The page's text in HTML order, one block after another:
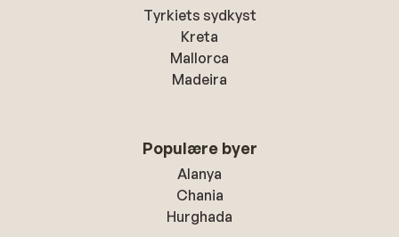
Tyrkiets sydkyst
Kreta
Mallorca
Madeira
Populære byer
Alanya
Chania
Hurghada